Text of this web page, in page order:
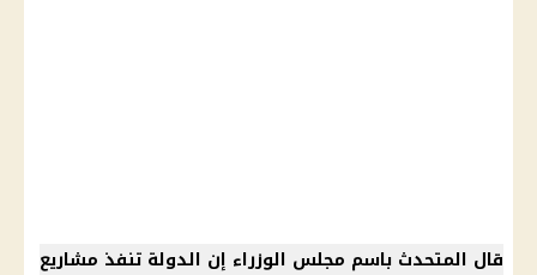
قال المتحدث باسم مجلس الوزراء إن الدولة تنفذ مشاريع